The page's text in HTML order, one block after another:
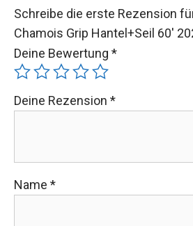
Schreibe die erste Rezension für
Chamois Grip Hantel+Seil 60′
Deine Bewertung *
Deine Rezension *
Name *